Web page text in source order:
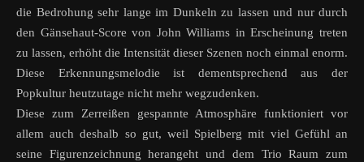
die Bedrohung sehr lange im Dunkeln zu lassen und nur durch
den Gänsehaut-Score von John Williams in Erscheinung treten
zu lassen, erhöht die Intensität dieser Szenen noch einmal enorm.
Diese Erkennungsmelodie ist dementsprechend aus der
Popkultur heutzutage nicht mehr wegzudenken.
Diese zum Zerreißen gespannte Atmosphäre funktioniert vor
allem auch deshalb so gut, weil Spielberg mit viel Gefühl an
seine Figurenzeichnung herangeht und dem Trio Raum zum